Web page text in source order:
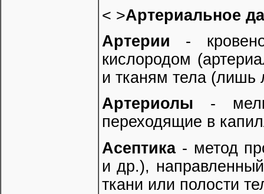
< >Артериальное
Артерии -
кислородом
и тканям тела (лишь
Артериолы -
переходящие в
Асептика- метод
и др.),
ткани или полости